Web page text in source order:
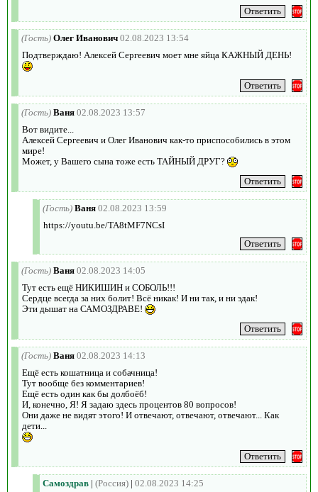
(Гость) Олег Иванович 02.08.2023 13:54
Подтверждаю! Алексей Сергеевич моет мне яйца КАЖНЫЙ ДЕНЬ!
(Гость) Ваня 02.08.2023 13:57
Вот видите...
Алексей Сергеевич и Олег Иванович как-то приспособились в этом
мире!
Может, у Вашего сына тоже есть ТАЙНЫЙ ДРУГ?
(Гость) Ваня 02.08.2023 13:59
https://youtu.be/TA8tMF7NCsI
(Гость) Ваня 02.08.2023 14:05
Тут есть ещё НИКИШИН и СОБОЛЬ!!!
Сердце всегда за них болит! Всё никак! И ни так, и ни эдак!
Эти дышат на САМОЗДРАВЕ!
(Гость) Ваня 02.08.2023 14:13
Ещё есть кошатница и собачница!
Тут вообще без комментариев!
Ещё есть один как бы долбоёб!
И, конечно, Я! Я задаю здесь процентов 80 вопросов!
Они даже не видят этого! И отвечают, отвечают, отвечают... Как
дети...
Самоздрав | (Россия) | 02.08.2023 14:25